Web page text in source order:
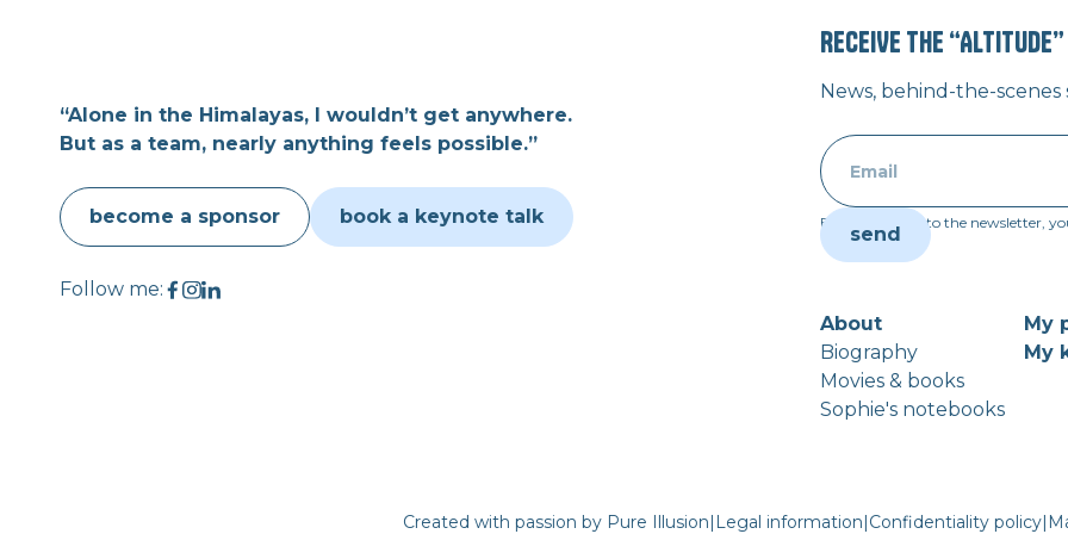
“Alone in the Himalayas, I wouldn’t get anywhere.
But as a team, nearly anything feels possible.”
become a sponsor book a keynote talk
Follow me:
RECEIVE THE
News, behind-the-
By subscribing to the newsletter,
About
Biography
Movies & books
Sophie's notebooks
My
My
Created with passion by Pure Illusion| Legal information|Confidentiality policy|